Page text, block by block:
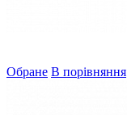
Обране В порівняння